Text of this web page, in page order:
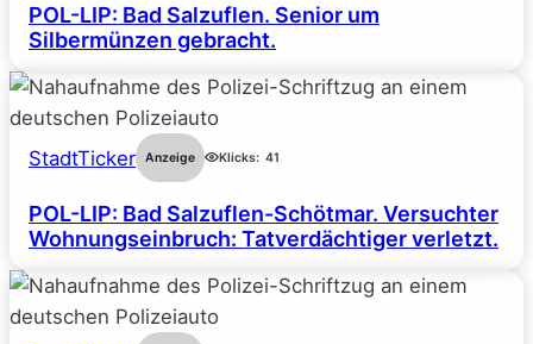
POL-LIP: Bad Salzuflen. Senior um
Silbermünzen gebracht.
StadtTicker Anzeige Klicks: 41
POL-LIP: Bad Salzuflen-Schötmar. Versuchter
Wohnungseinbruch: Tatverdächtiger verletzt.